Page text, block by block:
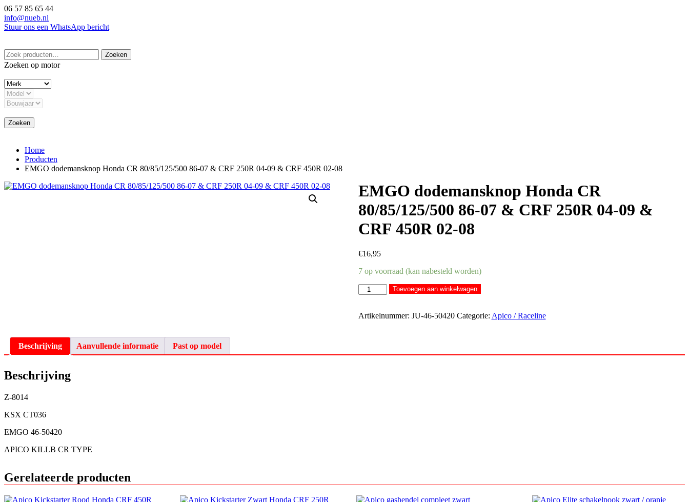
Ga
naar
de
06 57 85 65 44
info@nueb.nl
Stuur ons een WhatsApp bericht
Zoeken
naar:
Zoeken
Zoeken op motor
Zoeken
Home
Producten
EMGO dodemansknop Honda CR 80/85/125/500 86-07 & CRF 250R 04-09 & CRF 450R 02-08
EMGO dodemansknop Honda CR
80/85/125/500 86-07 & CRF 250R 04-09 &
CRF 450R 02-08
€16,95
7 op voorraad (kan nabesteld worden)
EMGO
dodemansknop
CR
&
Toevoegen aan winkelwagen
Artikelnummer: JU-46-50420 Categorie: Apico / Raceline
Beschrijving Aanvullende informatie Past op model
Beschrijving
Z-8014
KSX CT036
EMGO 46-50420
APICO KILLB CR TYPE
Gerelateerde producten